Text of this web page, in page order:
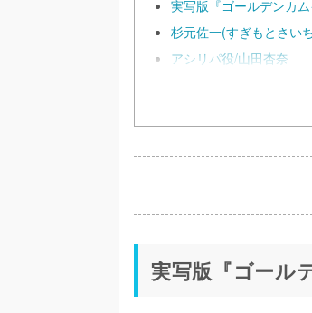
実写版『ゴールデンカ
杉元佐一(すぎもとさい
アシリパ役/山田杏奈
実写版『ゴール